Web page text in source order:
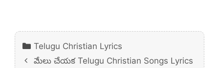
Categories
Telugu Christian Lyrics
మేలు చేయక Telugu Christian Songs Lyrics